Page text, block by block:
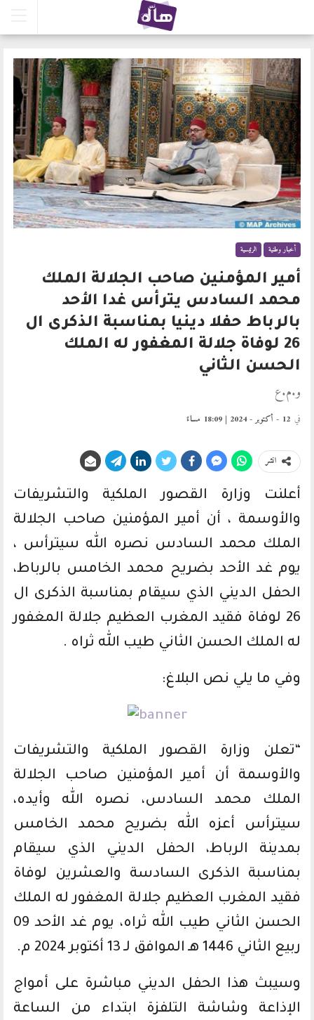
أخبار وطنية الرئيسية
أمير المؤمنين صاحب الجلالة الملك
محمد السادس يترأس غدا الأحد
بالرباط حفلا دينيا بمناسبة الذكرى ال
26 لوفاة جلالة المغفور له الملك
الحسن الثاني
و.م.ع
في 12 - أكتوبر - 2024 | 18:09 مساءً
انشر
أعلنت وزارة القصور الملكية والتشريفات
والأوسمة ، أن أمير المؤمنين صاحب الجلالة
الملك محمد السادس نصره الله سيترأس ،
يوم غد الأحد بضريح محمد الخامس بالرباط،
الحفل الديني الذي سيقام بمناسبة الذكرى ال
26 لوفاة فقيد المغرب العظيم جلالة المغفور
له الملك الحسن الثاني طيب الله ثراه .
وفي ما يلي نص البلاغ:
“تعلن وزارة القصور الملكية والتشريفات
والأوسمة أن أمير المؤمنين صاحب الجلالة
الملك محمد السادس، نصره الله وأيده،
سيترأس أعزه الله بضريح محمد الخامس
بمدينة الرباط، الحفل الديني الذي سيقام
بمناسبة الذكرى السادسة والعشرين لوفاة
فقيد المغرب العظيم جلالة المغفور له الملك
الحسن الثاني طيب الله ثراه، يوم غد الأحد 09
ربيع الثاني 1446 هـ الموافق لـ 13 أكتوبر 2024 م.
وسيبث هذا الحفل الديني مباشرة على أمواج
الإذاعة وشاشة التلفزة ابتداء من الساعة